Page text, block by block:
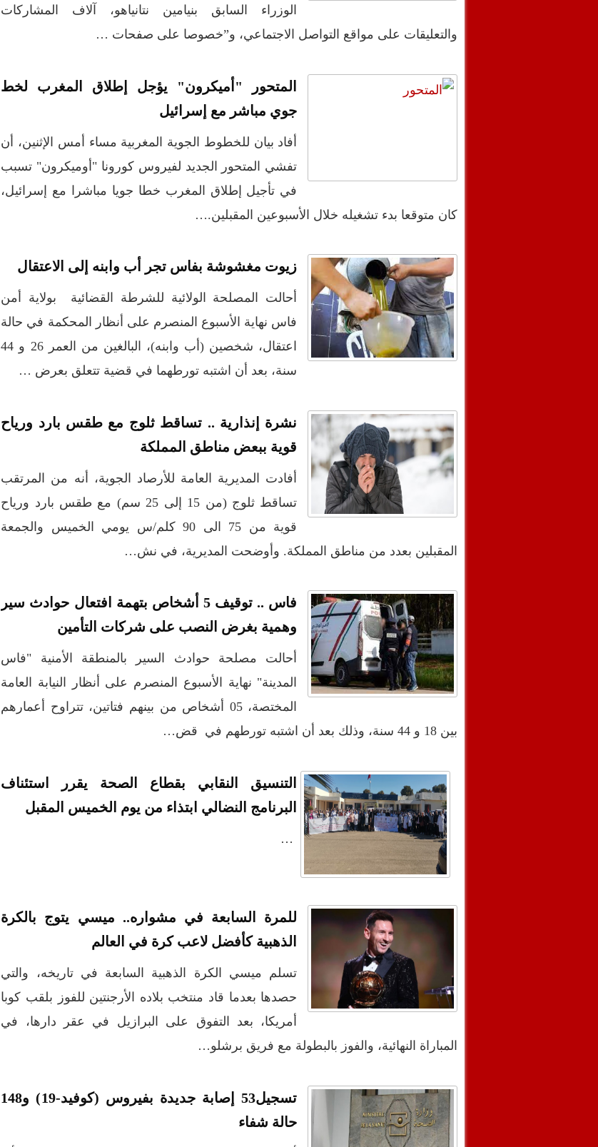
الوزراء السابق بنيامين نتانياهو، آلاف المشاركات
والتعليقات على مواقع التواصل الاجتماعي، و”خصوصا على صفحات …
المتحور "أميكرون" يؤجل إطلاق المغرب لخط
جوي مباشر مع إسرائيل
أفاد بيان للخطوط الجوية المغربية مساء أمس الإثنين، أن
تفشي المتحور الجديد لفيروس كورونا "أوميكرون" تسبب
في تأجيل إطلاق المغرب خطا جويا مباشرا مع إسرائيل،
كان متوقعا بدء تشغيله خلال الأسبوعين المقبلين.…
زيوت مغشوشة بفاس تجر أب وابنه إلى الاعتقال
أحالت المصلحة الولائية للشرطة القضائية بولاية أمن
فاس نهاية الأسبوع المنصرم على أنظار المحكمة في حالة
اعتقال، شخصين (أب وابنه)، البالغين من العمر 26 و 44
سنة، بعد أن اشتبه تورطهما في قضية تتعلق بعرض …
نشرة إنذارية .. تساقط ثلوج مع طقس بارد ورياح
قوية ببعض مناطق المملكة
أفادت المديرية العامة للأرصاد الجوية، أنه من المرتقب
تساقط ثلوج (من 15 إلى 25 سم) مع طقس بارد ورياح
قوية من 75 الى 90 كلم/س يومي الخميس والجمعة
المقبلين بعدد من مناطق المملكة‎.‎ وأوضحت المديرية، في نش…
فاس .. توقيف 5 أشخاص بتهمة افتعال حوادث سير
وهمية بغرض النصب على شركات التأمين
أحالت مصلحة حوادث السير بالمنطقة الأمنية "فاس
المدينة" نهاية الأسبوع المنصرم على أنظار النيابة العامة
المختصة، 05 أشخاص من بينهم فتاتين، تتراوح أعمارهم
بين 18 و 44 سنة، وذلك بعد أن اشتبه تورطهم في قض…
التنسيق النقابي بقطاع الصحة يقرر استئناف
البرنامج النضالي ابتذاء من يوم الخميس المقبل
…
للمرة السابعة في مشواره.. ميسي يتوج بالكرة
الذهبية كأفضل لاعب كرة في العالم
تسلم ميسي الكرة الذهبية السابعة في تاريخه، والتي
حصدها بعدما قاد منتخب بلاده الأرجنتين للفوز بلقب كوبا
أمريكا، بعد التفوق على البرازيل في عقر دارها، في
المباراة النهائية، والفوز بالبطولة مع فريق برشلو…
تسجيل53 إصابة جديدة بفيروس (كوفيد-19) و148
حالة شفاء